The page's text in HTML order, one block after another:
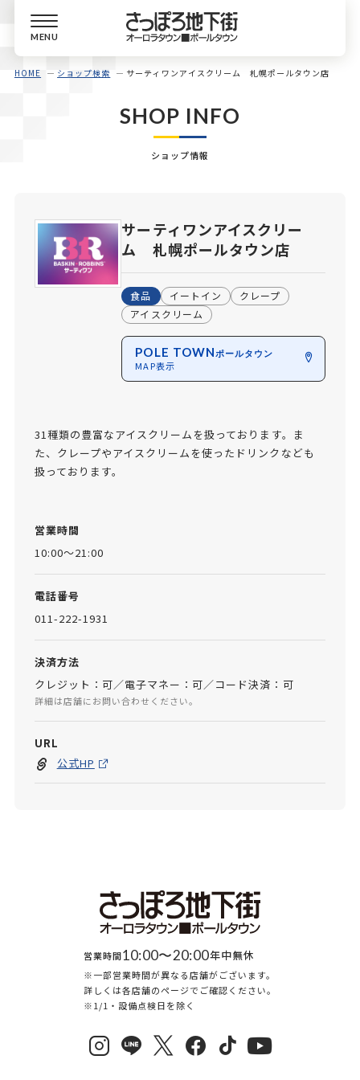
MENU
HOME ショップ検索 サーティワンアイスクリーム 札幌ポールタウン店
SHOP INFO
ショップ情報
サーティワンアイスクリー
ム 札幌ポールタウン店
食品 イートイン
クレープ
アイスクリーム
POLE TOWN ポールタウン
MAP表示
31種類の豊富なアイスクリームを扱っております。ま
た、クレープやアイスクリームを使ったドリンクなども
扱っております。
営業時間
10:00～21:00
電話番号
011-222-1931
決済方法
クレジット：可／電子マネー：可／コード決済：可
詳細は店舗にお問い合わせください。
URL
公式HP
営業時間10:00〜20:00年中無休
※一部営業時間が異なる店舗がございます。
詳しくは各店舗のページでご確認ください。
※1/1・設備点検日を除く